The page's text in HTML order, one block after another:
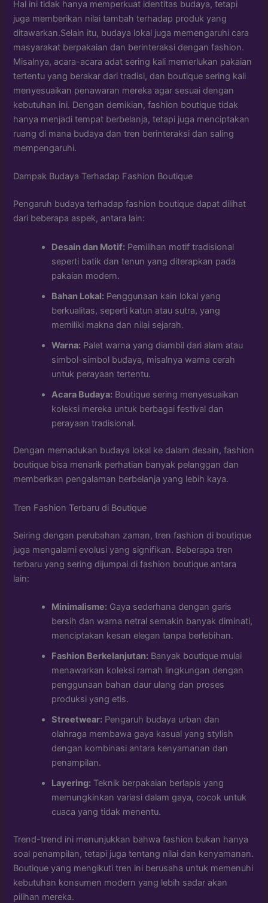
Hal ini tidak hanya memperkuat identitas budaya, tetapi
juga memberikan nilai tambah terhadap produk yang
ditawarkan.Selain itu, budaya lokal juga memengaruhi cara
masyarakat berpakaian dan berinteraksi dengan fashion.
Misalnya, acara-acara adat sering kali memerlukan pakaian
tertentu yang berakar dari tradisi, dan boutique sering kali
menyesuaikan penawaran mereka agar sesuai dengan
kebutuhan ini. Dengan demikian, fashion boutique tidak
hanya menjadi tempat berbelanja, tetapi juga menciptakan
ruang di mana budaya dan tren berinteraksi dan saling
mempengaruhi.
Dampak Budaya Terhadap Fashion Boutique
Pengaruh budaya terhadap fashion boutique dapat dilihat
dari beberapa aspek, antara lain:
Desain dan Motif: Pemilihan motif tradisional
seperti batik dan tenun yang diterapkan pada
pakaian modern.
Bahan Lokal: Penggunaan kain lokal yang
berkualitas, seperti katun atau sutra, yang
memiliki makna dan nilai sejarah.
Warna: Palet warna yang diambil dari alam atau
simbol-simbol budaya, misalnya warna cerah
untuk perayaan tertentu.
Acara Budaya: Boutique sering menyesuaikan
koleksi mereka untuk berbagai festival dan
perayaan tradisional.
Dengan memadukan budaya lokal ke dalam desain, fashion
boutique bisa menarik perhatian banyak pelanggan dan
memberikan pengalaman berbelanja yang lebih kaya.
Tren Fashion Terbaru di Boutique
Seiring dengan perubahan zaman, tren fashion di boutique
juga mengalami evolusi yang signifikan. Beberapa tren
terbaru yang sering dijumpai di fashion boutique antara
lain:
Minimalisme: Gaya sederhana dengan garis
bersih dan warna netral semakin banyak diminati,
menciptakan kesan elegan tanpa berlebihan.
Fashion Berkelanjutan: Banyak boutique mulai
menawarkan koleksi ramah lingkungan dengan
penggunaan bahan daur ulang dan proses
produksi yang etis.
Streetwear: Pengaruh budaya urban dan
olahraga membawa gaya kasual yang stylish
dengan kombinasi antara kenyamanan dan
penampilan.
Layering: Teknik berpakaian berlapis yang
memungkinkan variasi dalam gaya, cocok untuk
cuaca yang tidak menentu.
Trend-trend ini menunjukkan bahwa fashion bukan hanya
soal penampilan, tetapi juga tentang nilai dan kenyamanan.
Boutique yang mengikuti tren ini berusaha untuk memenuhi
kebutuhan konsumen modern yang lebih sadar akan
pilihan mereka.